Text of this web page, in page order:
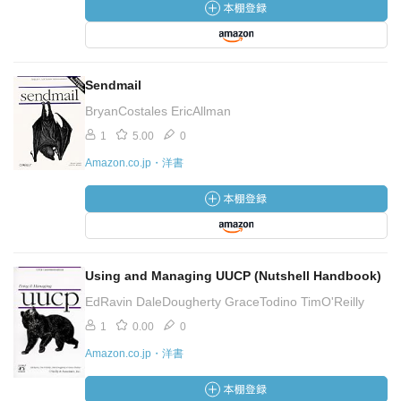
Sendmail
BryanCostales EricAllman
1 5.00 0
Amazon.co.jp・洋書
Using and Managing UUCP (Nutshell Handbook)
EdRavin DaleDougherty GraceTodino TimO'Reilly
1 0.00 0
Amazon.co.jp・洋書